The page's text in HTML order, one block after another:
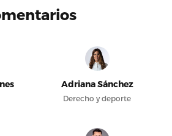
Adriana Sánchez
Derecho y deporte